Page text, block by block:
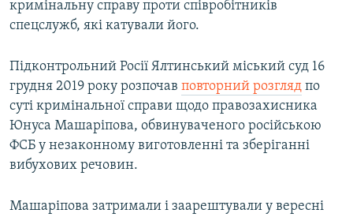
кримінальну справу проти співробітників
спецслужб, які катували його.
Підконтрольний Росії Ялтинський міський суд 16
грудня 2019 року розпочав повторний розгляд по
суті кримінальної справи щодо правозахисника
Юнуса Машаріпова, обвинуваченого російською
ФСБ у незаконному виготовленні та зберіганні
вибухових речовин.
Машаріпова затримали і заарештували у вересні